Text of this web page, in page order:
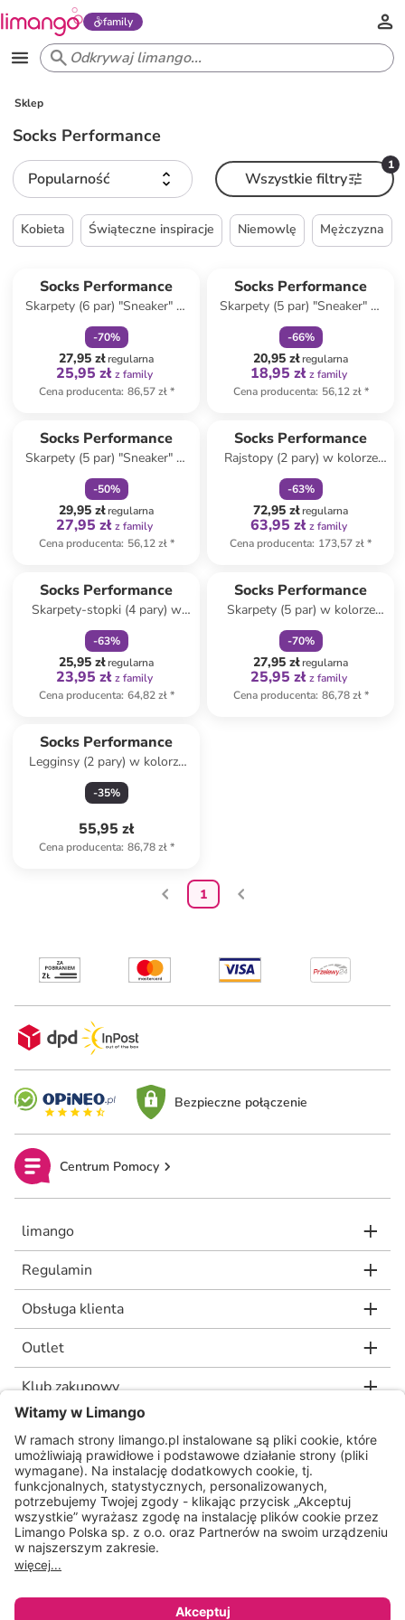
family
Sklep
Socks Performance
Popularność
1
Wszystkie filtry
Kobieta Świąteczne inspiracje Niemowlę Mężczyzna
Socks Performance
Skarpety (6 par) "Sneaker" w
kolorze czarnym
-70%
27,95 złregularna
25,95 zł z family
Cena producenta: 86,57 zł*
Socks Performance
Skarpety (5 par) "Sneaker" w
kolorze czarnym
-66%
20,95 złregularna
18,95 zł z family
Cena producenta: 56,12 zł*
Socks Performance
Skarpety (5 par) "Sneaker" w
kolorze białym
-50%
29,95 złregularna
27,95 zł z family
Cena producenta: 56,12 zł*
Socks Performance
Rajstopy (2 pary) w kolorze
czarnym
-63%
72,95 złregularna
63,95 zł z family
Cena producenta: 173,57 zł*
Socks Performance
Skarpety-stopki (4 pary) w
kolorze beżowym
-63%
25,95 złregularna
23,95 zł z family
Cena producenta: 64,82 zł*
Socks Performance
Skarpety (5 par) w kolorze
czarno-szarym
-70%
27,95 złregularna
25,95 zł z family
Cena producenta: 86,78 zł*
Socks Performance
Legginsy (2 pary) w kolorze
czarnym
-35%
55,95 zł
Cena producenta: 86,78 zł*
1
Bezpieczne połączenie
Centrum Pomocy
limango
Regulamin
Obsługa klienta
Outlet
Klub zakupowy
limango.de limango.nl